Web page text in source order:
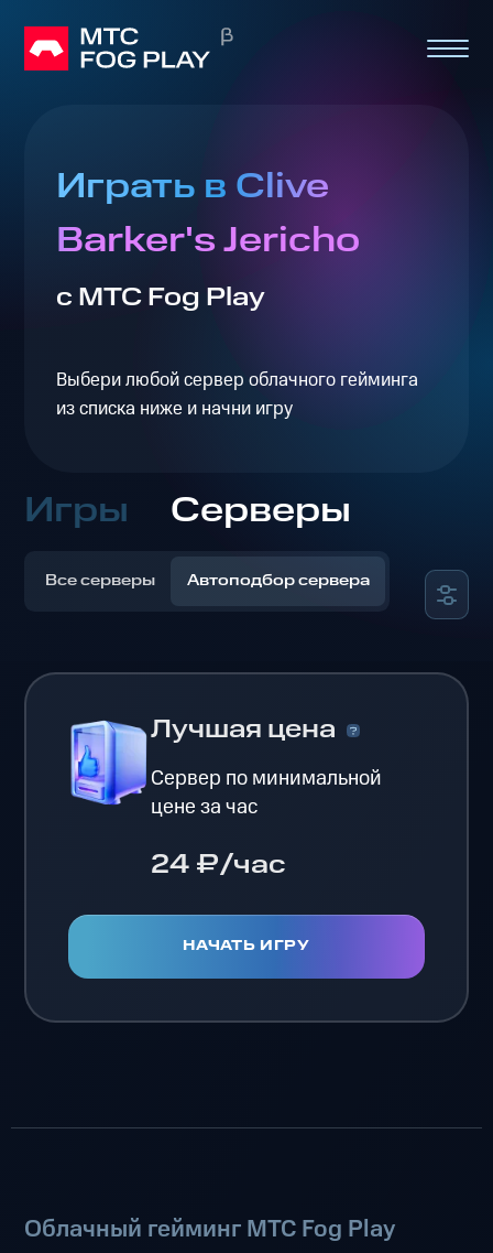
Играть в Clive
Barker's Jericho
с МТС Fog Play
Выбери любой сервер облачного гейминга
из списка ниже и начни игру
Игры Серверы
Все серверы Автоподбор сервера
Лучшая цена
Сервер по минимальной
цене за час
24 ₽/час
НАЧАТЬ ИГРУ
Облачный гейминг МТС Fog Play